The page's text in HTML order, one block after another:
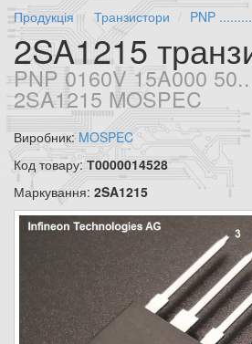
Продукція Транзистори PNP
2SA1215
PNP 0160V 15A000
2SA1215 MOSPEC
Виробник: MOSPEC
Код товару:Т0000014528
Маркування: 2SA1215